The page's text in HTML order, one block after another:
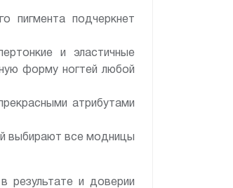
пигмента подчеркнет
и эластичные
форму ногтей любой
атрибутами
выбирают все модницы
результате и доверии